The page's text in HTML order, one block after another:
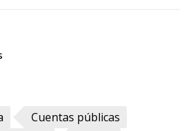
Cuentas públicas